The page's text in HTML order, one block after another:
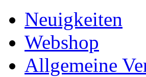
Neuigkeiten
Webshop
Allgemeine